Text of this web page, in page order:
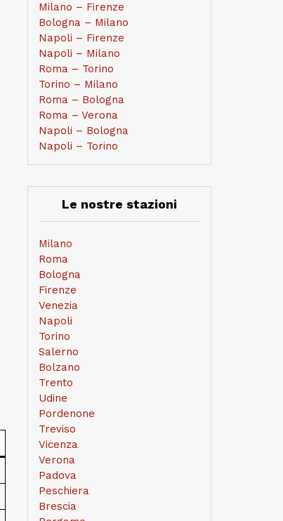
Milano – Firenze
Bologna – Milano
Napoli – Firenze
Napoli – Milano
Roma – Torino
Torino – Milano
Roma – Bologna
Roma – Verona
Napoli – Bologna
Napoli – Torino
Le nostre stazioni
Milano
Roma
Bologna
Firenze
Venezia
Napoli
Torino
Salerno
Bolzano
Trento
Udine
Pordenone
Treviso
Vicenza
Verona
Padova
Peschiera
Brescia